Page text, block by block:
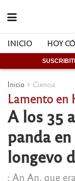
INICIO HOY
Inicio Ciencia
Lamento en
A los 35
panda
longevo
: An An, que